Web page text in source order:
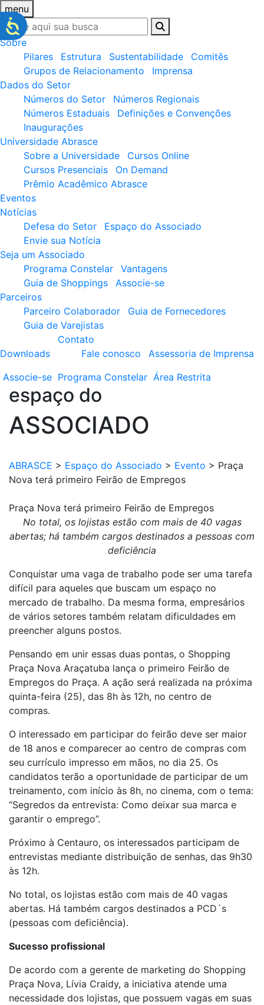
menu
Sobre
Pilares
Estrutura Sustentabilidade
Comitês
Grupos de Relacionamento
Imprensa
Dados do Setor
Números do Setor
Números Regionais
Números Estaduais
Definições e Convenções
Inaugurações
Universidade Abrasce
Sobre a Universidade
Cursos Online
Cursos Presenciais
On Demand
Prêmio Acadêmico Abrasce
Eventos
Notícias
Defesa do Setor
Espaço do Associado
Envie sua Notícia
Seja um Associado
Programa Constelar
Vantagens
Guia de Shoppings
Associe-se
Parceiros
Parceiro Colaborador
Guia de Fornecedores
Guia de Varejistas
Downloads
Contato
Fale conosco
Assessoria de Imprensa
Associe-se Programa Constelar Área Restrita
espaço do
ASSOCIADO
ABRASCE > Espaço do Associado > Evento > Praça
Nova terá primeiro Feirão de Empregos
Praça Nova terá primeiro Feirão de Empregos
No total, os lojistas estão com mais de 40 vagas
abertas; há também cargos destinados a pessoas com
deficiência
Conquistar uma vaga de trabalho pode ser uma tarefa
difícil para aqueles que buscam um espaço no
mercado de trabalho. Da mesma forma, empresários
de vários setores também relatam dificuldades em
preencher alguns postos.
Pensando em unir essas duas pontas, o Shopping
Praça Nova Araçatuba lança o primeiro Feirão de
Empregos do Praça. A ação será realizada na próxima
quinta-feira (25), das 8h às 12h, no centro de
compras.
O interessado em participar do feirão deve ser maior
de 18 anos e comparecer ao centro de compras com
seu currículo impresso em mãos, no dia 25. Os
candidatos terão a oportunidade de participar de um
treinamento, com início às 8h, no cinema, com o tema:
“Segredos da entrevista: Como deixar sua marca e
garantir o emprego”.
Próximo à Centauro, os interessados participam de
entrevistas mediante distribuição de senhas, das 9h30
às 12h.
No total, os lojistas estão com mais de 40 vagas
abertas. Há também cargos destinados a PCD´s
(pessoas com deficiência).
Sucesso profissional
De acordo com a gerente de marketing do Shopping
Praça Nova, Lívia Craidy, a iniciativa atende uma
necessidade dos lojistas, que possuem vagas em suas